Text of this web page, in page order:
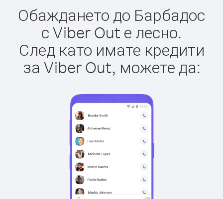
Обаждането до Барбадос
с Viber Out е лесно.
След като имате кредити
за Viber Out, можете да: